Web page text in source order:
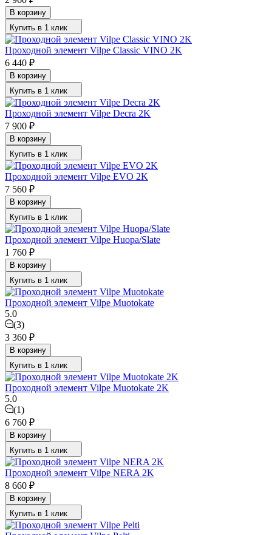
В корзину
Купить в 1 клик
Проходной элемент Vilpe Classic VINO 2K
6 440 ₽
В корзину
Купить в 1 клик
Проходной элемент Vilpe Decra 2K
7 900 ₽
В корзину
Купить в 1 клик
Проходной элемент Vilpe EVO 2K
7 560 ₽
В корзину
Купить в 1 клик
Проходной элемент Vilpe Huopa/Slate
1 760 ₽
В корзину
Купить в 1 клик
Проходной элемент Vilpe Muotokate
5.0
(3)
3 360 ₽
В корзину
Купить в 1 клик
Проходной элемент Vilpe Muotokate 2K
5.0
(1)
6 760 ₽
В корзину
Купить в 1 клик
Проходной элемент Vilpe NERA 2K
8 660 ₽
В корзину
Купить в 1 клик